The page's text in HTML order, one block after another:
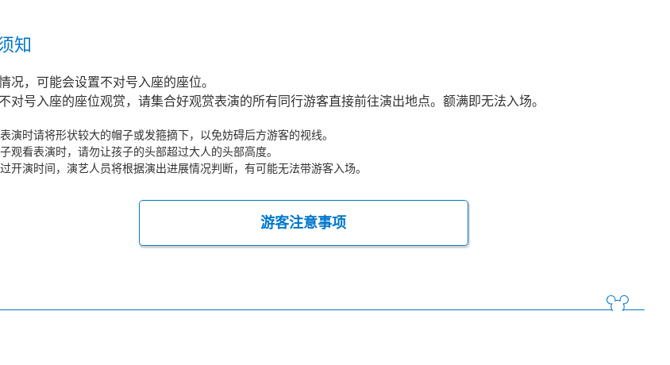
知
况，可能会设置不对号入座的座位。
对号入座的座位观赏，请集合好观赏表演的所有同行游客直接前往演出地点。额满即无法入场。
演时请将形状较大的帽子或发箍摘下，以免妨碍后方游客的视线。
观看表演时，请勿让孩子的头部超过大人的头部高度。
开演时间，演艺人员将根据演出进展情况判断，有可能无法带游客入场。
游客注意事项